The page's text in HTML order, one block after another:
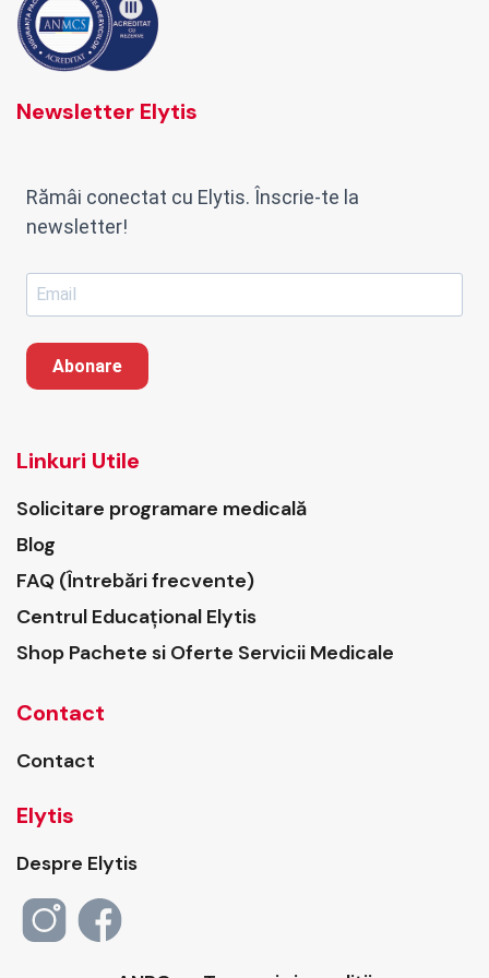
Newsletter Elytis
Rămâi conectat cu Elytis. Înscrie-te la
newsletter!
Abonare
Linkuri Utile
Solicitare programare medicală
Blog
FAQ (Întrebări frecvente)
Centrul Educațional Elytis
Shop Pachete si Oferte Servicii Medicale
Contact
Contact
Elytis
Despre Elytis